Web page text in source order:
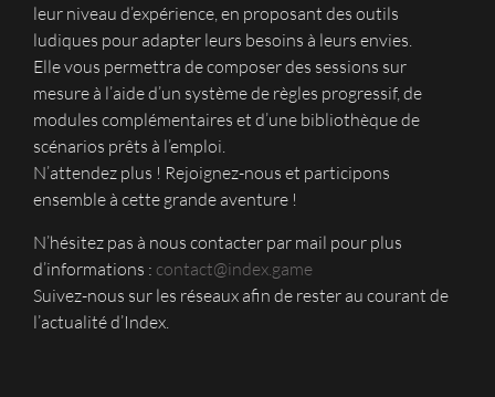
leur niveau d’expérience, en proposant des outils
ludiques pour adapter leurs besoins à leurs envies.
Elle vous permettra de composer des sessions sur
mesure à l’aide d’un système de règles progressif, de
modules complémentaires et d’une bibliothèque de
scénarios prêts à l’emploi.
N’attendez plus ! Rejoignez-nous et participons
ensemble à cette grande aventure !
N’hésitez pas à nous contacter par mail pour plus
d’informations : contact@index.game
Suivez-nous sur les réseaux afin de rester au courant de
l’actualité d’Index.